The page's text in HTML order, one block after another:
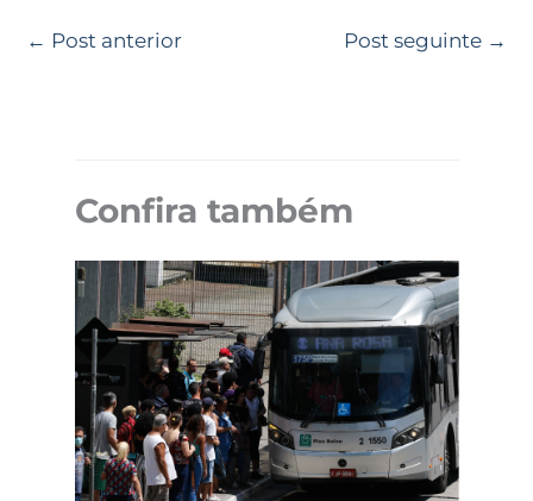
← Post anterior Post seguinte →
Confira também